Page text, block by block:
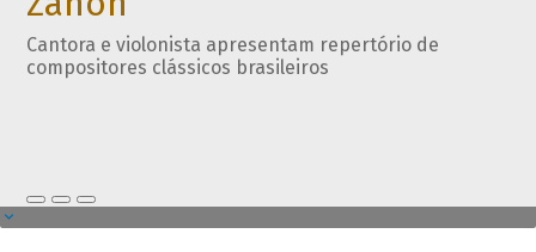
Cantora e violonista apresentam repertório de
compositores clássicos brasileiros